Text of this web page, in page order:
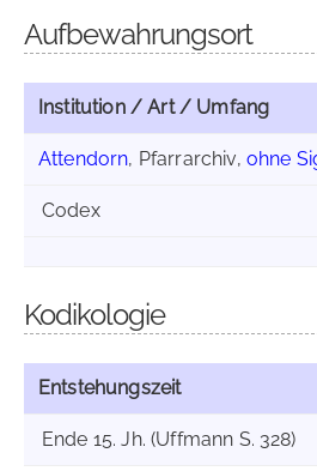
Aufbewahrungsort
Institution / Art / Umfang
Attendorn, Pfarrarchiv, ohne
Codex
Kodikologie
Entstehungszeit
Ende 15. Jh. (Uffmann S. 328)